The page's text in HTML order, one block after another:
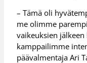
– Tämä oli
me olimme
vaikeuksien
kamppailimme
päävalmentaja Ari